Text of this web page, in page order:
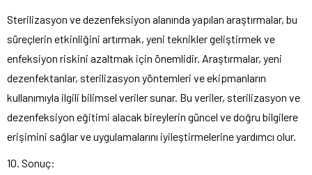
Sterilizasyon ve dezenfeksiyon alanında yapılan araştırmalar, bu
süreçlerin etkinliğini artırmak, yeni teknikler geliştirmek ve
enfeksiyon riskini azaltmak için önemlidir. Araştırmalar, yeni
dezenfektanlar, sterilizasyon yöntemleri ve ekipmanların
kullanımıyla ilgili bilimsel veriler sunar. Bu veriler, sterilizasyon ve
dezenfeksiyon eğitimi alacak bireylerin güncel ve doğru bilgilere
erişimini sağlar ve uygulamalarını iyileştirmelerine yardımcı olur.
10. Sonuç: